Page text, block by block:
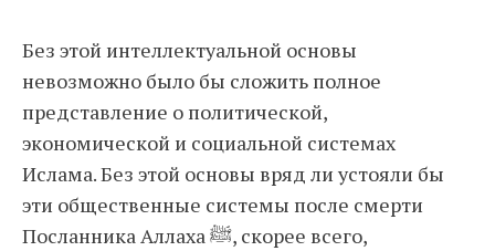
Без этой интеллектуальной основы
невозможно было бы сложить полное
представление о политической,
экономической и социальной системах
Ислама. Без этой основы вряд ли устояли бы
эти общественные системы после смерти
Посланника Аллаха ﷺ, скорее всего,